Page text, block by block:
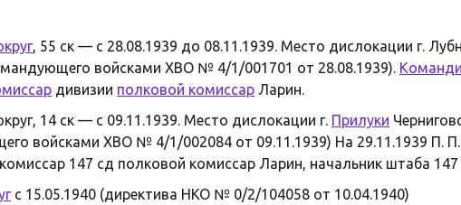
, 55 ск — с 28.08.1939 до 08.11.1939. Место дислокации г.
войсками ХВО № 4/1/001701 от 28.08.1939).
дивизии полковой комиссар Ларин.
14 ск — с 09.11.1939. Место дислокации г. Прилуки
войсками ХВО № 4/1/002084 от 09.11.1939) На 29.11.1939 П.
147 сд полковой комиссар Ларин, начальник штаба
с 15.05.1940 (директива НКО № 0/2/104058 от 10.04.1940)